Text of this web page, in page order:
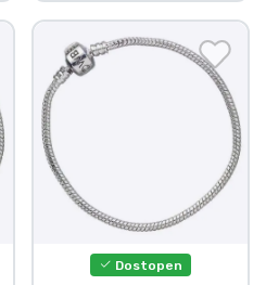
Dostopen